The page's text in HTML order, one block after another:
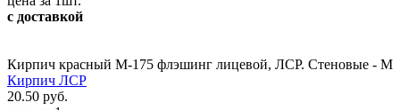
с доставкой
Кирпич красный М-175 флэшинг лицевой, ЛСР. Стеновые - М
Кирпич ЛСР
20.50 руб.